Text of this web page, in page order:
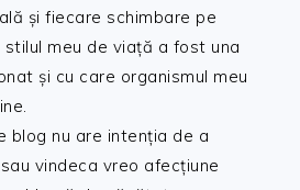
și fiecare schimbare pe
meu de viață a fost una
și cu care organismul meu
blog nu are intenția de a
vindeca vreo afecțiune